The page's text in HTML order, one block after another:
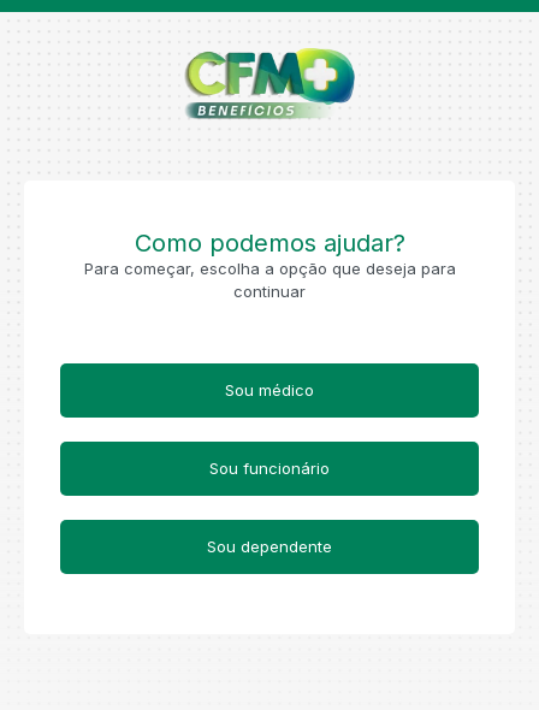
Como podemos ajudar?
Para começar, escolha a opção que deseja para
continuar
Sou médico
Sou funcionário
Sou dependente